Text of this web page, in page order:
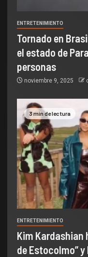
ENTRETENIMIENTO
Tornado en
el estado de
personas
noviembre 9, 2025
3 min de lectura
ENTRETENIMIENTO
Kim Kardashian
de Estocolmo”